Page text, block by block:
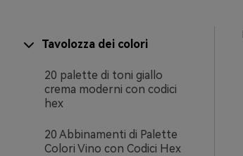
Tavolozza dei colori
20 palette di toni giallo
crema moderni con codici
hex
20 Abbinamenti di Palette
Colori Vino con Codici Hex